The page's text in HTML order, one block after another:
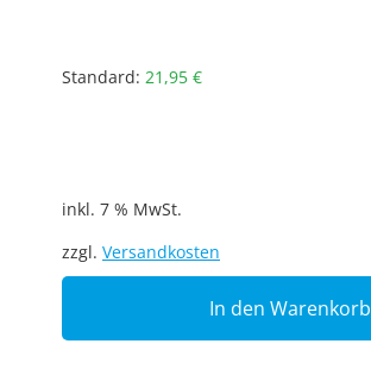
Standard: 21,95 €
inkl. 7 % MwSt.
zzgl. Versandkosten
In den Warenkorb